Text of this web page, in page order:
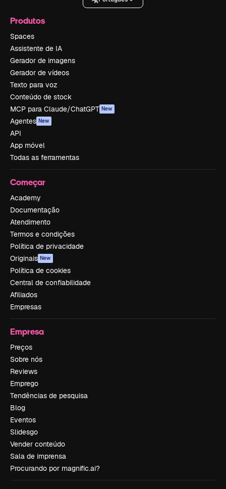
Produtos
Spaces
Assistente de IA
Gerador de imagens
Gerador de vídeos
Texto para voz
Conteúdo de stock
MCP para Claude/ChatGPT New
Agentes New
API
App móvel
Todas as ferramentas
Começar
Academy
Documentação
Atendimento
Termos e condições
Política de privacidade
Originais New
Política de cookies
Central de confiabilidade
Afiliados
Empresas
Empresa
Preços
Sobre nós
Reviews
Emprego
Tendências de pesquisa
Blog
Eventos
Slidesgo
Vender conteúdo
Sala de imprensa
Procurando por magnific.ai?